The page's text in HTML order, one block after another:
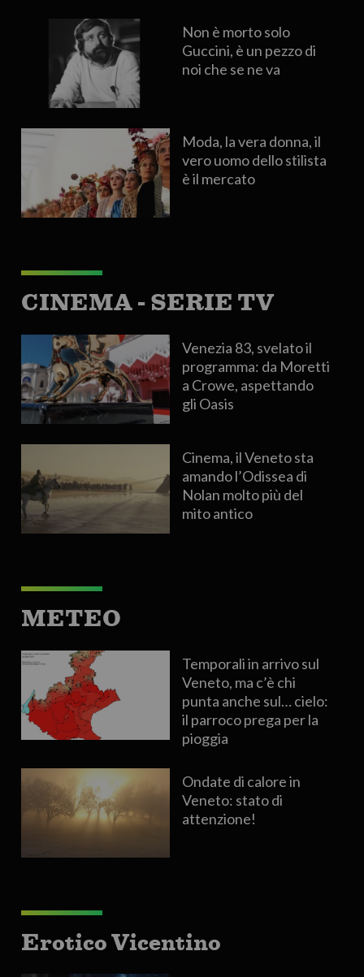
Non è morto solo
Guccini, è un pezzo di
noi che se ne va
Moda, la vera donna, il
vero uomo dello stilista
è il mercato
CINEMA - SERIE TV
Venezia 83, svelato il
programma: da Moretti
a Crowe, aspettando
gli Oasis
Cinema, il Veneto sta
amando l’Odissea di
Nolan molto più del
mito antico
METEO
Temporali in arrivo sul
Veneto, ma c’è chi
punta anche sul… cielo:
il parroco prega per la
pioggia
Ondate di calore in
Veneto: stato di
attenzione!
Erotico Vicentino